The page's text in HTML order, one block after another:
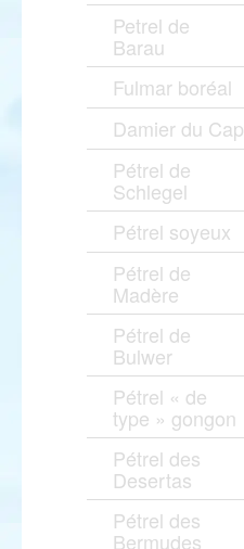
Petrel de
Barau
Fulmar boréal
Damier du Cap
Pétrel de
Schlegel
Pétrel soyeux
Pétrel de
Madère
Pétrel de
Bulwer
Pétrel « de
type » gongon
Pétrel des
Desertas
Pétrel des
Bermudes